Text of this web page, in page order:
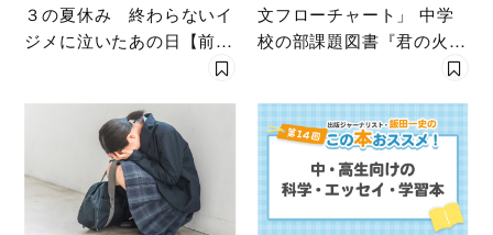
３の夏休み 終わらないイ
ジメに泣いたあの日【前
文フローチャート」 中学
校の部課題図書『君の火が
ゆらめいている』で〔大手